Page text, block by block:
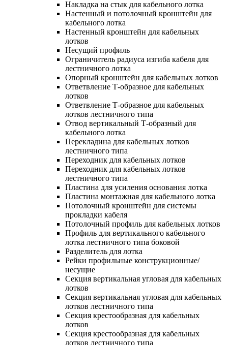
Накладка на стык для кабельного лотка
Настенный и потолочный кронштейн для
кабельного лотка
Настенный кронштейн для кабельных
лотков
Несущий профиль
Ограничитель радиуса изгиба кабеля для
лестничного лотка
Опорный кронштейн для кабельных лотков
Ответвление Т-образное для кабельных
лотков
Ответвление Т-образное для кабельных
лотков лестничного типа
Отвод вертикальный Т-образный для
кабельного лотка
Перекладина для кабельных лотков
лестничного типа
Переходник для кабельных лотков
Переходник для кабельных лотков
лестничного типа
Пластина для усиления основания лотка
Пластина монтажная для кабельного лотка
Потолочный кронштейн для системы
прокладки кабеля
Потолочный профиль для кабельных лотков
Профиль для вертикального кабельного
лотка лестничного типа боковой
Разделитель для лотка
Рейки профильные конструкционные/
несущие
Секция вертикальная угловая для кабельных
лотков
Секция вертикальная угловая для кабельных
лотков лестничного типа
Секция крестообразная для кабельных
лотков
Секция крестообразная для кабельных
лотков лестничного типа